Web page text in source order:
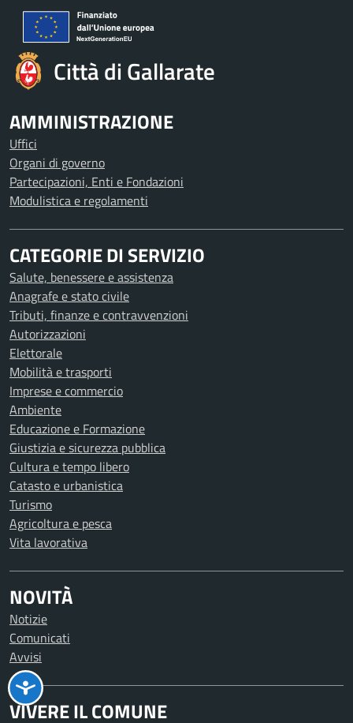
Città di Gallarate
AMMINISTRAZIONE
Uffici
Organi di governo
Partecipazioni, Enti e Fondazioni
Modulistica e regolamenti
CATEGORIE DI SERVIZIO
Salute, benessere e assistenza
Anagrafe e stato civile
Tributi, finanze e contravvenzioni
Autorizzazioni
Elettorale
Mobilità e trasporti
Imprese e commercio
Ambiente
Educazione e Formazione
Giustizia e sicurezza pubblica
Cultura e tempo libero
Catasto e urbanistica
Turismo
Agricoltura e pesca
Vita lavorativa
NOVITÀ
Notizie
Comunicati
Avvisi
VIVERE IL COMUNE